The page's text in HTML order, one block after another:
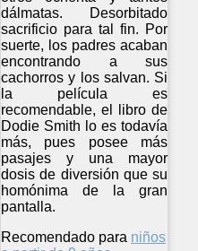
dálmatas. Desorbitado
sacrificio para tal fin. Por
suerte, los padres acaban
encontrando a sus
cachorros y los salvan. Si
la película es
recomendable, el libro de
Dodie Smith lo es todavía
más, pues posee más
pasajes y una mayor
dosis de diversión que su
homónima de la gran
pantalla.
Recomendado para niños